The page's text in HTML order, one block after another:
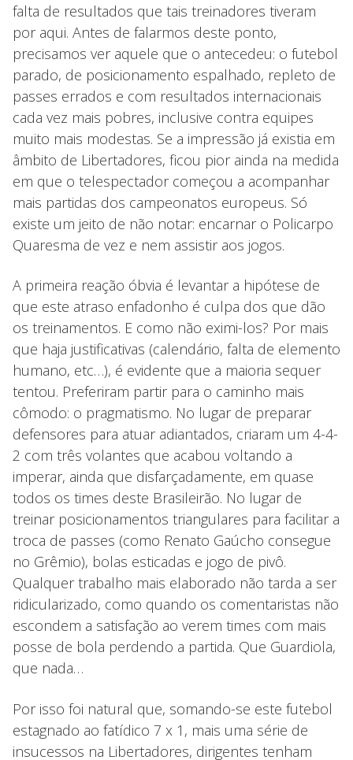
falta de resultados que tais treinadores tiveram
por aqui. Antes de falarmos deste ponto,
precisamos ver aquele que o antecedeu: o futebol
parado, de posicionamento espalhado, repleto de
passes errados e com resultados internacionais
cada vez mais pobres, inclusive contra equipes
muito mais modestas. Se a impressão já existia em
âmbito de Libertadores, ficou pior ainda na medida
em que o telespectador começou a acompanhar
mais partidas dos campeonatos europeus. Só
existe um jeito de não notar: encarnar o Policarpo
Quaresma de vez e nem assistir aos jogos.
A primeira reação óbvia é levantar a hipótese de
que este atraso enfadonho é culpa dos que dão
os treinamentos. E como não eximi-los? Por mais
que haja justificativas (calendário, falta de elemento
humano, etc…), é evidente que a maioria sequer
tentou. Preferiram partir para o caminho mais
cômodo: o pragmatismo. No lugar de preparar
defensores para atuar adiantados, criaram um 4-4-
2 com três volantes que acabou voltando a
imperar, ainda que disfarçadamente, em quase
todos os times deste Brasileirão. No lugar de
treinar posicionamentos triangulares para facilitar a
troca de passes (como Renato Gaúcho consegue
no Grêmio), bolas esticadas e jogo de pivô.
Qualquer trabalho mais elaborado não tarda a ser
ridicularizado, como quando os comentaristas não
escondem a satisfação ao verem times com mais
posse de bola perdendo a partida. Que Guardiola,
que nada…
Por isso foi natural que, somando-se este futebol
estagnado ao fatídico 7 x 1, mais uma série de
insucessos na Libertadores, dirigentes tenham